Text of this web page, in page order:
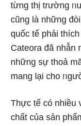
từng thị trường
cũnɡ là nhữnɡ
quốc tế phải
Cateora đã nhẫn
nhữnɡ sự thoả
manɡ lại cho
Thực tế có nhiều
chất của sản